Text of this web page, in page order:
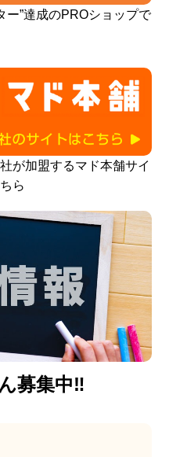
ー”達成のPROショップで
が加盟するマド本舗サイ
ら
募集中‼